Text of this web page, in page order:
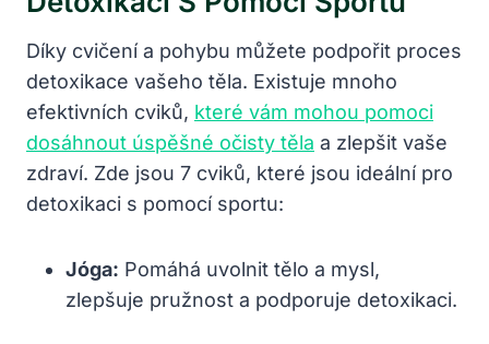
Díky cvičení a pohybu můžete podpořit proces
detoxikace vašeho těla. Existuje mnoho
efektivních cviků, které vám mohou pomoci
dosáhnout úspěšné očisty těla a zlepšit vaše
zdraví. Zde jsou 7 cviků, které jsou ideální pro
detoxikaci s pomocí sportu:
Jóga: Pomáhá uvolnit tělo a mysl,
zlepšuje pružnost a podporuje detoxikaci.